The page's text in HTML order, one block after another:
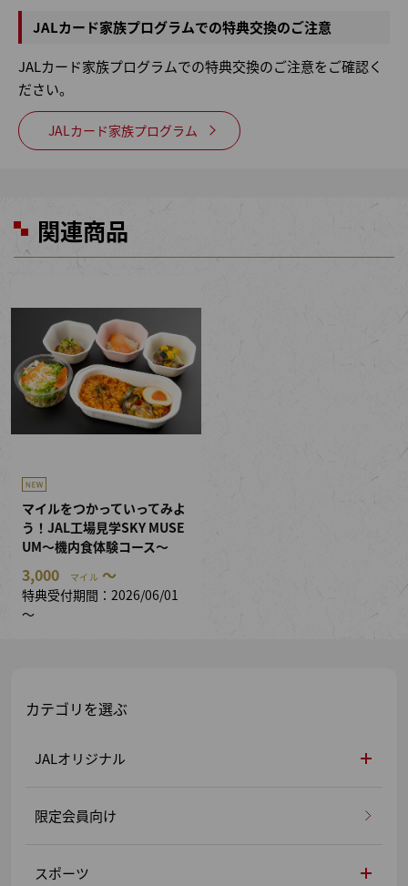
JALカード家族プログラムでの特典交換のご注意
JALカード家族プログラムでの特典交換のご注意をご確認く
ださい。
JALカード家族プログラム
関連商品
マイルをつかっていってみよ
う！JAL工場見学SKY MUSE
UM～機内食体験コース～
3,000 マイル ～
特典受付期間：2026/06/01
～
カテゴリを選ぶ
JALオリジナル
限定会員向け
スポーツ